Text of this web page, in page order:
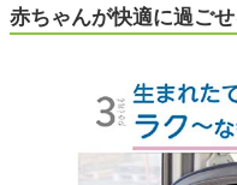
赤ちゃんが快適に過ご